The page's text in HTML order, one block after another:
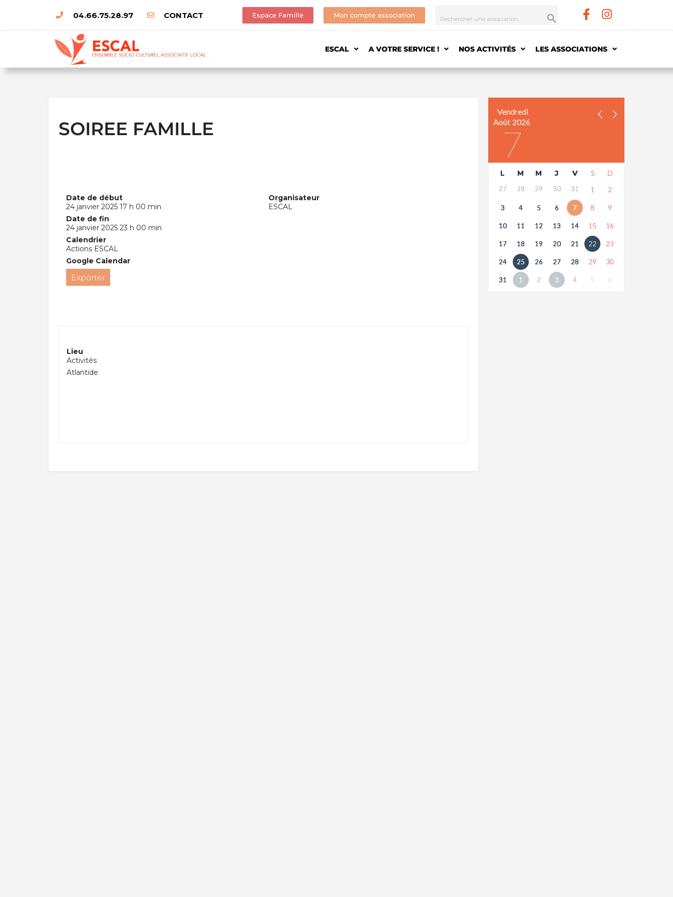
04.66.75.28.97 CONTACT Espace Famille Mon compte association
ESCAL A VOTRE SERVICE ! NOS ACTIVITÉS LES ASSOCIATIONS
SOIREE FAMILLE
Date de début
24 janvier 2025 17 h 00 min
Date de fin
24 janvier 2025 23 h 00 min
Calendrier
Actions ESCAL
Google Calendar
Exporter
Organisateur
ESCAL
Lieu
Activités
Atlantide
Vendredi
Août 2026
7
L M M J V S D
27 28 29 30 31 1 2
3 4 5 6 7 8 9
10 11 12 13 14 15 16
17 18 19 20 21 22 23
24 25 26 27 28 29 30
31 1 2 3 4 5 6